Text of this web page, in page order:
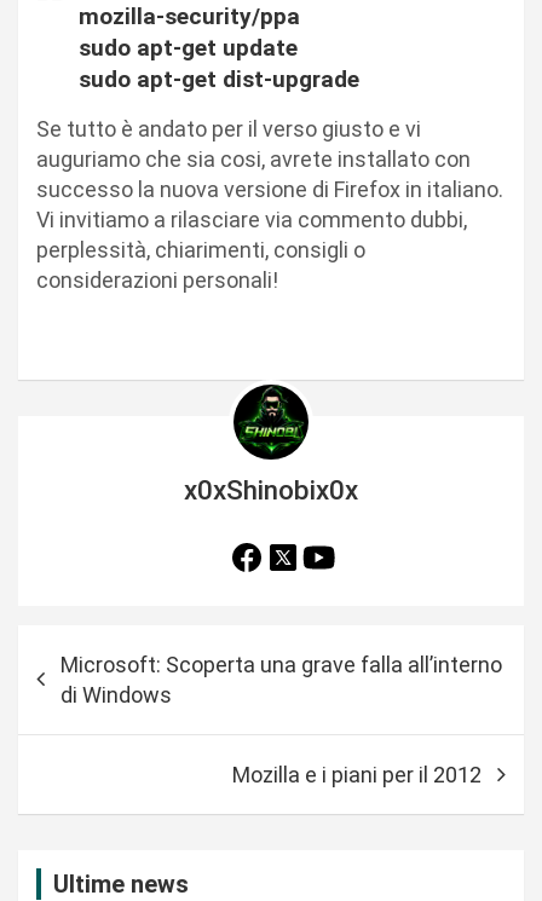
mozilla-security/ppa
sudo apt-get update
sudo apt-get dist-upgrade
Se tutto è andato per il verso giusto e vi
auguriamo che sia cosi, avrete installato con
successo la nuova versione di Firefox in italiano.
Vi invitiamo a rilasciare via commento dubbi,
perplessità, chiarimenti, consigli o
considerazioni personali!
x0xShinobix0x
Microsoft: Scoperta una grave falla all’interno
di Windows
Mozilla e i piani per il 2012
Ultime news